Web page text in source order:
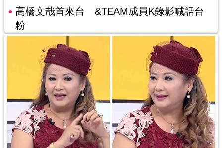
高橋文哉首來台 &TEAM成員K錄影喊話台
粉